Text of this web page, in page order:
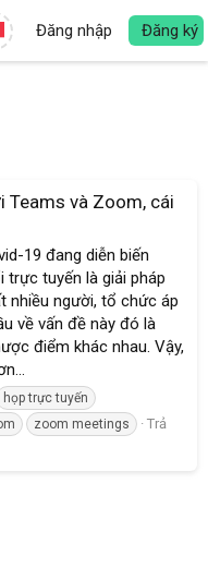
Đăng nhập Đăng ký
Teams và Zoom, cái
19 đang diễn biến
trực tuyến là giải pháp
nhiều người, tổ chức áp
về vấn đề này đó là
điểm khác nhau. Vậy,
họp trực tuyến
zoom meetings
Trả